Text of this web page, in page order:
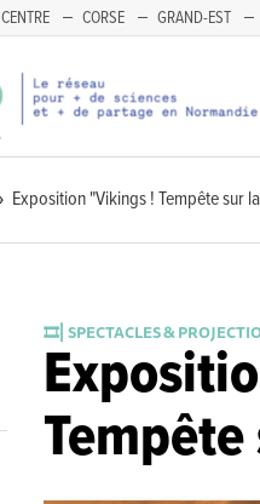
CENTRE CORSE GRAND-EST
Exposition "Vikings ! Tempête sur
🎞️⎜SPECTACLES &